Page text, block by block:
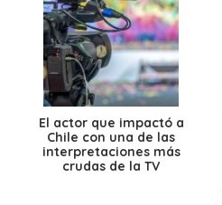
El actor que impactó a
Chile con una de las
interpretaciones más
crudas de la TV